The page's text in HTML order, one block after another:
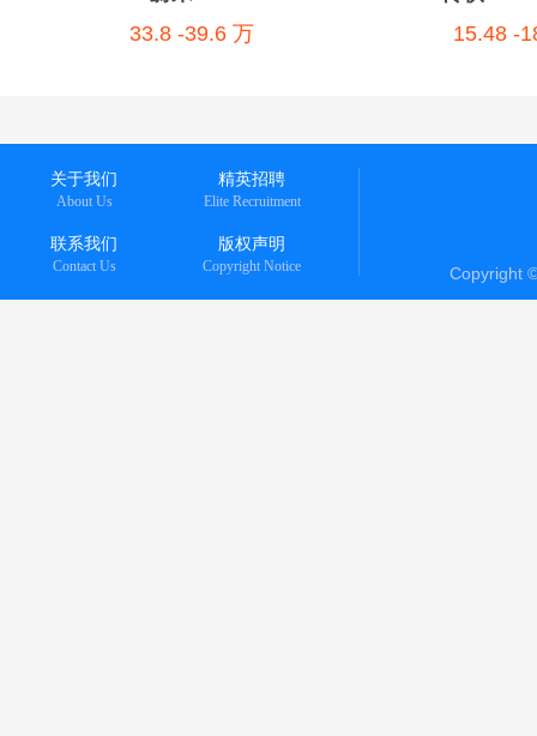
33.8 -39.6 万
15.48 -
关于我们
About Us
精英招聘
Elite Recruitment
联系我们
Contact Us
版权声明
Copyright Notice Copyright